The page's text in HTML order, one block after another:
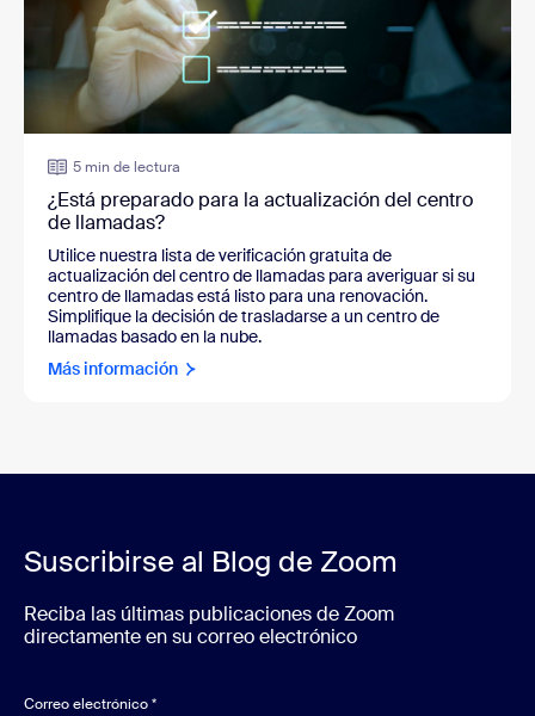
5 min de lectura
¿Está preparado para la actualización del centro
de llamadas?
Utilice nuestra lista de verificación gratuita de
actualización del centro de llamadas para averiguar si su
centro de llamadas está listo para una renovación.
Simplifique la decisión de trasladarse a un centro de
llamadas basado en la nube.
Más información
Suscribirse al Blog de Zoom
Reciba las últimas publicaciones de Zoom
directamente en su correo electrónico
Correo electrónico*